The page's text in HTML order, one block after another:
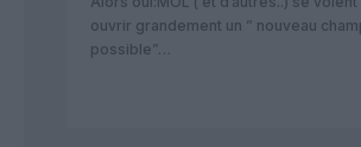
ouvrir grandement un ” nouveau
possible”…